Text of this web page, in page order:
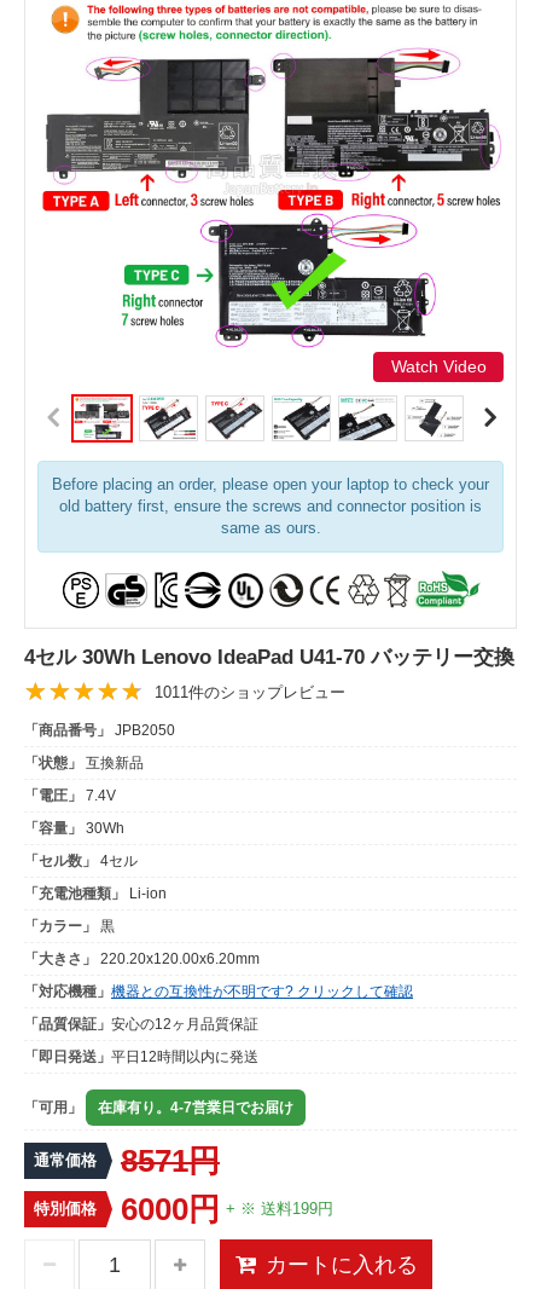
Watch Video
Before placing an order, please open your laptop to check your
old battery first, ensure the screws and connector position is
same as ours.
4セル 30Wh Lenovo IdeaPad U41-70 バッテリー交換
1011件のショップレビュー
「商品番号」
JPB2050
「状態」
互換新品
「電圧」
7.4V
「容量」
30Wh
「セル数」
4セル
「充電池種類」
Li-ion
「カラー」
黒
「大きさ」
220.20x120.00x6.20mm
「対応機種」 機器との互換性が不明です? クリックして確認
「品質保証」 安心の12ヶ月品質保証
「即日発送」 平日12時間以内に発送
「可用」 在庫有り。4-7営業日でお届け
通常価格 8571円
特別価格 6000円 + ※ 送料199円
カートに入れる